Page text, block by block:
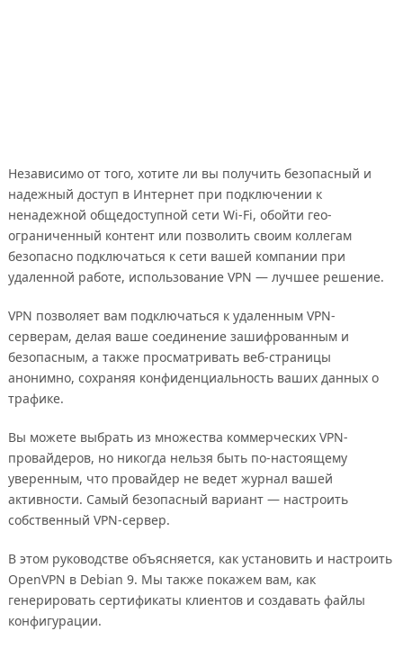
Независимо от того, хотите ли вы получить безопасный и
надежный доступ в Интернет при подключении к
ненадежной общедоступной сети Wi-Fi, обойти гео-
ограниченный контент или позволить своим коллегам
безопасно подключаться к сети вашей компании при
удаленной работе, использование VPN — лучшее решение.
VPN позволяет вам подключаться к удаленным VPN-
серверам, делая ваше соединение зашифрованным и
безопасным, а также просматривать веб-страницы
анонимно, сохраняя конфиденциальность ваших данных о
трафике.
Вы можете выбрать из множества коммерческих VPN-
провайдеров, но никогда нельзя быть по-настоящему
уверенным, что провайдер не ведет журнал вашей
активности. Самый безопасный вариант — настроить
собственный VPN-сервер.
В этом руководстве объясняется, как установить и настроить
OpenVPN в Debian 9. Мы также покажем вам, как
генерировать сертификаты клиентов и создавать файлы
конфигурации.